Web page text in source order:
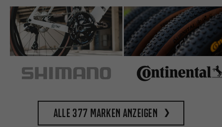
Alle 377 Marken anzeigen